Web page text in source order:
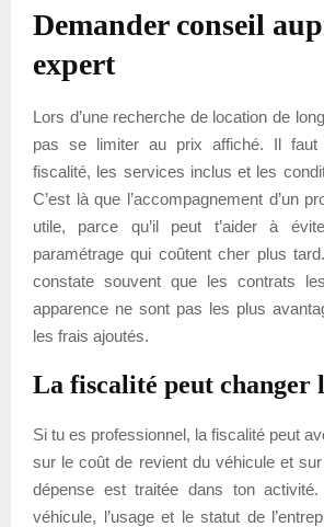
Demander conseil
expert
Lors d’une recherche de location de
pas se limiter au prix affiché. Il faut
fiscalité, les services inclus et les
C’est là que l’accompagnement d’un
utile, parce qu’il peut t’aider à
paramétrage qui coûtent cher plus
constate souvent que les contrats
apparence ne sont pas les plus
les frais ajoutés.
La fiscalité peut changer
Si tu es professionnel, la fiscalité peut
sur le coût de revient du véhicule et
dépense est traitée dans ton
véhicule, l’usage et le statut de